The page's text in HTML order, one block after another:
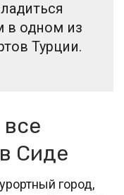
в одном из
Турции.
Сиде
город,